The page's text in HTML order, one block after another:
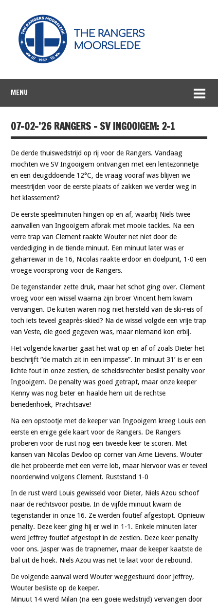
MENU
07-02-’26 RANGERS – SV INGOOIGEM: 2-1
De derde thuiswedstrijd op rij voor de Rangers. Vandaag
mochten we SV Ingooigem ontvangen met een lentezonnetje
en een deugddoende 12°C, de vraag vooraf was blijven we
meestrijden voor de eerste plaats of zakken we verder weg in
het klassement?
De eerste speelminuten hingen op en af, waarbij Niels twee
aanvallen van Ingooigem afbrak met mooie tackles. Na een
verre trap van Clement raakte Wouter net niet door de
verdediging in de tiende minuut. Een minuut later was er
geharrewar in de 16, Nicolas raakte erdoor en doelpunt, 1-0 een
vroege voorsprong voor de Rangers.
De tegenstander zette druk, maar het schot ging over. Clement
vroeg voor een wissel waarna zijn broer Vincent hem kwam
vervangen. De kuiten waren nog niet hersteld van de ski-reis of
toch iets teveel geaprès-skied? Na de wissel volgde een vrije trap
van Veste, die goed gegeven was, maar niemand kon erbij.
Het volgende kwartier gaat het wat op en af of zoals Dieter het
beschrijft “de match zit in een impasse”. In minuut 31’ is er een
lichte fout in onze zestien, de scheidsrechter beslist penalty voor
Ingooigem. De penalty was goed getrapt, maar onze keeper
Kenny was nog beter en haalde hem uit de rechtse
benedenhoek, Prachtsave!
Na een opstootje met de keeper van Ingooigem kreeg Louis een
eerste en enige gele kaart voor de Rangers. De Rangers
proberen voor de rust nog een tweede keer te scoren. Met
kansen van Nicolas Devloo op corner van Arne Lievens. Wouter
die het probeerde met een verre lob, maar hiervoor was er teveel
noorderwind volgens Clement. Ruststand 1-0
In de rust werd Louis gewisseld voor Dieter, Niels Azou schoof
naar de rechtsvoor positie. In de vijfde minuut kwam de
tegenstander in onze 16. Ze werden foutief afgestopt. Opnieuw
penalty. Deze keer ging hij er wel in 1-1. Enkele minuten later
werd Jeffrey foutief afgestopt in de zestien. Deze keer penalty
voor ons. Jasper was de trapnemer, maar de keeper kaatste de
bal uit de hoek. Niels Azou was net te laat voor de rebound.
De volgende aanval werd Wouter weggestuurd door Jeffrey,
Wouter besliste op de keeper.
Minuut 14 werd Milan (na een goeie wedstrijd) vervangen door